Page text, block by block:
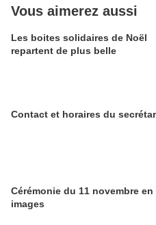
Vous aimerez aussi
Les boites solidaires de Noël
repartent de plus belle
Contact et horaires du
Cérémonie du 11 novembre en
images